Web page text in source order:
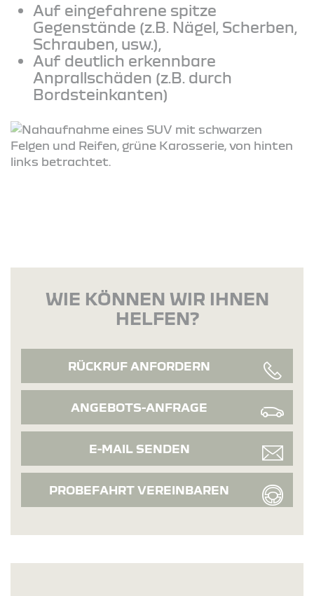
Auf eingefahrene spitze
Gegenstände (z.B. Nägel, Scherben,
Schrauben, usw.),
Auf deutlich erkennbare
Anprallschäden (z.B. durch
Bordsteinkanten)
WIE KÖNNEN WIR IHNEN
HELFEN?
RÜCKRUF ANFORDERN
ANGEBOTS-ANFRAGE
E-MAIL SENDEN
PROBEFAHRT VEREINBAREN